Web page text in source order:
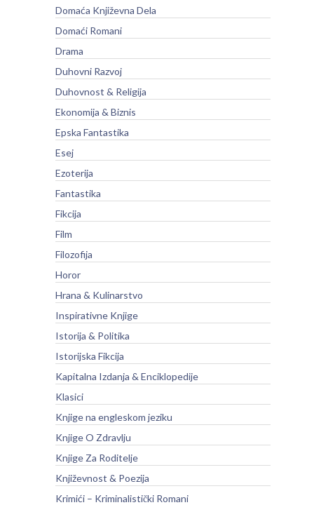
Domaća Književna Dela
Domaći Romani
Drama
Duhovni Razvoj
Duhovnost & Religija
Ekonomija & Biznis
Epska Fantastika
Esej
Ezoterija
Fantastika
Fikcija
Film
Filozofija
Horor
Hrana & Kulinarstvo
Inspirativne Knjige
Istorija & Politika
Istorijska Fikcija
Kapitalna Izdanja & Enciklopedije
Klasici
Knjige na engleskom jeziku
Knjige O Zdravlju
Knjige Za Roditelje
Književnost & Poezija
Krimići – Kriminalistički Romani